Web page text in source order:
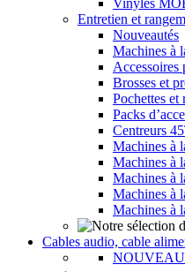
Vinyles
Entretien et
Nouveautés
Machines à
Accessoires
Brosses et
Pochettes et
Packs
Centreurs
Machines à
Machines à
Machines à
Machines à
Machines à
Cables audio, cable